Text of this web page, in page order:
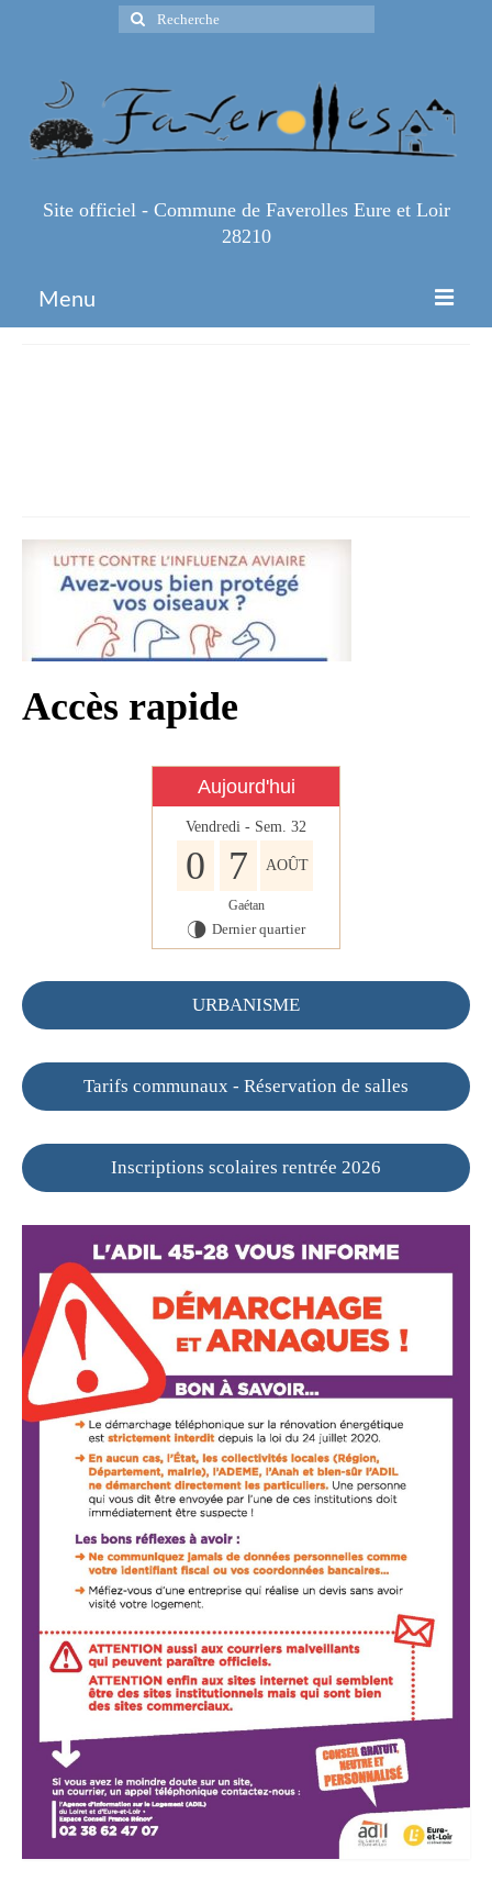
Rechercher
:
Site officiel - Commune de Faverolles Eure et Loir
28210
Menu
Contact et horaires
Mon village
Mes démarches
Faverolles Infos – Format
Séjourner à Faverolles
Nos Partenaires
Accès rapide
Aujourd'hui
Vendredi - Sem. 32
0 7 AOÛT
Gaétan
U Dernier quartier
URBANISME
Tarifs communaux - Réservation de salles
Inscriptions scolaires rentrée 2026